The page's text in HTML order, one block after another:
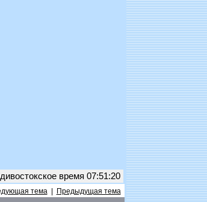
время 07:51:20
тема|
Предыдущая тема